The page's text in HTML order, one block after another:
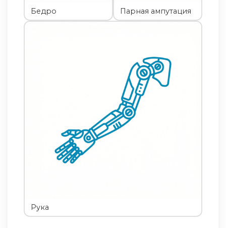
Бедро Парная ампутация
Рука